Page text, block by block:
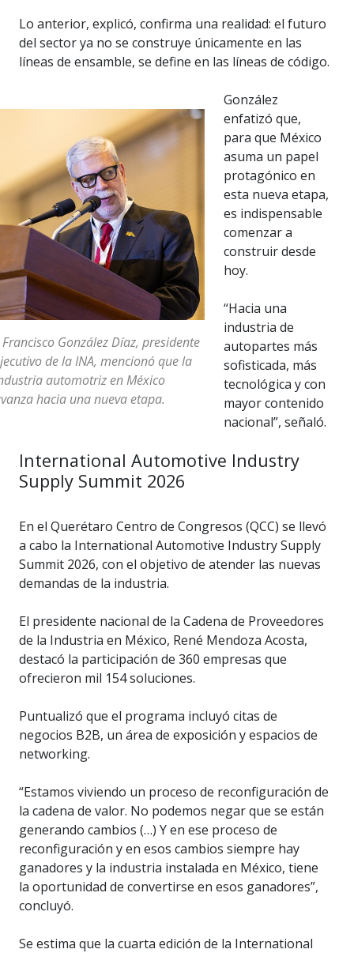
Lo anterior, explicó, confirma una realidad: el futuro
del sector ya no se construye únicamente en las
líneas de ensamble, se define en las líneas de código.
Francisco González Díaz, presidente
de la INA, mencionó que la
automotriz en México
hacia una nueva etapa.
González
enfatizó que,
para que México
asuma un papel
protagónico en
esta nueva etapa,
es indispensable
comenzar a
construir desde
hoy.
“Hacia una
industria de
autopartes más
sofisticada, más
tecnológica y con
mayor contenido
nacional”, señaló.
International Automotive Industry
Supply Summit 2026
En el Querétaro Centro de Congresos (QCC) se llevó
a cabo la International Automotive Industry Supply
Summit 2026, con el objetivo de atender las nuevas
demandas de la industria.
El presidente nacional de la Cadena de Proveedores
de la Industria en México, René Mendoza Acosta,
destacó la participación de 360 empresas que
ofrecieron mil 154 soluciones.
Puntualizó que el programa incluyó citas de
negocios B2B, un área de exposición y espacios de
networking.
“Estamos viviendo un proceso de reconfiguración de
la cadena de valor. No podemos negar que se están
generando cambios (…) Y en ese proceso de
reconfiguración y en esos cambios siempre hay
ganadores y la industria instalada en México, tiene
la oportunidad de convertirse en esos ganadores”,
concluyó.
Se estima que la cuarta edición de la International